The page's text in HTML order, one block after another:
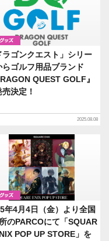
グッズ
ラゴンクエスト」シリー
らゴルフ用品ブランド
QUEST GOLF』
決定！
2025.08.08
グッズ
年4月4日（金）より全国
のPARCOにて「SQUAR
POP UP STORE」を